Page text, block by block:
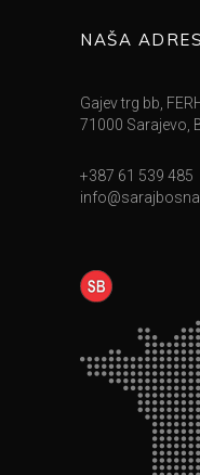
NAŠA
Gajev trg bb,
71000 Sarajevo,
+387 61 539 485